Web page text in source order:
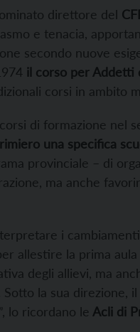
direttore del
e tenacia,
secondo nuove
il corso per Addetti
corsi in ambito
di formazione nel
una specifica
provinciale – di
ma anche
i
allestire la prima
degli allievi, ma
la sua direzione,
lo ricordano le Acli di